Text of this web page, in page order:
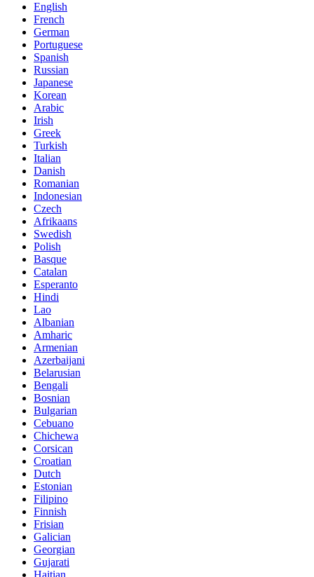
English
French
German
Portuguese
Spanish
Russian
Japanese
Korean
Arabic
Irish
Greek
Turkish
Italian
Danish
Romanian
Indonesian
Czech
Afrikaans
Swedish
Polish
Basque
Catalan
Esperanto
Hindi
Lao
Albanian
Amharic
Armenian
Azerbaijani
Belarusian
Bengali
Bosnian
Bulgarian
Cebuano
Chichewa
Corsican
Croatian
Dutch
Estonian
Filipino
Finnish
Frisian
Galician
Georgian
Gujarati
Haitian